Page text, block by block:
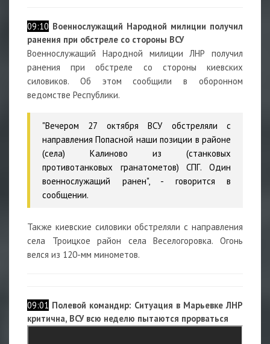
09:10 Военнослужащий Народной милиции получил
ранения при обстреле со стороны ВСУ
Военнослужащий Народной милиции ЛНР получил
ранения при обстреле со стороны киевских
силовиков. Об этом сообщили в оборонном
ведомстве Республики.
"Вечером 27 октября ВСУ обстреляли с
направления Попасной наши позиции в районе
(села) Калиново из (станковых
противотанковых гранатометов) СПГ. Один
военнослужащий ранен", - говорится в
сообщении.
Также киевские силовики обстреляли с направления
села Троицкое район села Веселогоровка. Огонь
велся из 120-мм минометов.
09:01 Полевой командир: Ситуация в Марьевке ЛНР
критична, ВСУ всю неделю пытаются прорваться